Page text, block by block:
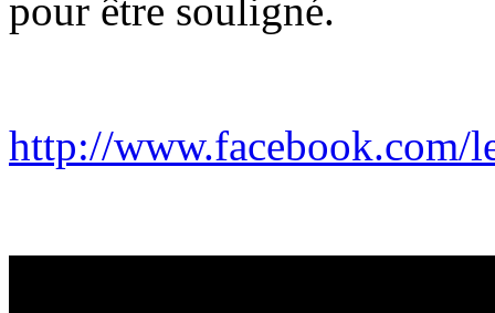
pour être souligné.
http://www.facebook.com/